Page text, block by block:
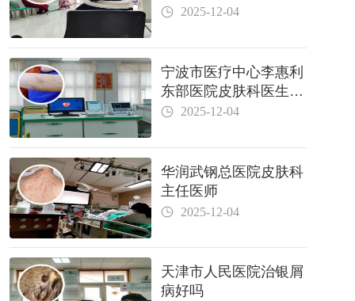
2025-12-04
宁波市医疗中心李惠利
东部医院皮肤科医生哪
个好2025-12-04
华润武钢总医院皮肤科
主任医师
2025-12-04
天津市人民医院治银屑
病好吗